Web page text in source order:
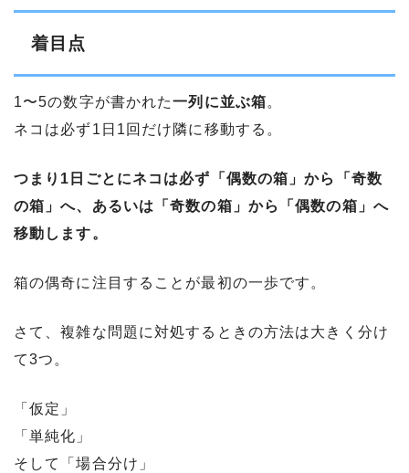
着目点
1〜5の数字が書かれた一列に並ぶ箱。
ネコは必ず1日1回だけ隣に移動する。
つまり1日ごとにネコは必ず「偶数の箱」から「奇数
の箱」へ、あるいは「奇数の箱」から「偶数の箱」へ
移動します。
箱の偶奇に注目することが最初の一歩です。
さて、複雑な問題に対処するときの方法は大きく分け
て3つ。
「仮定」
「単純化」
そして「場合分け」